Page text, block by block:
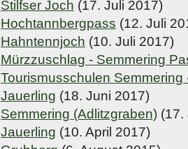
Stilfser Joch (17. Juli 2017)
Hochtannbergpass (12. Juli
Hahntennjoch (10. Juli 2017)
Mürzzuschlag - Semmering
Tourismusschulen Semmering
Jauerling (18. Juni 2017)
Semmering (Adlitzgraben) (17.
Jauerling (10. April 2017)